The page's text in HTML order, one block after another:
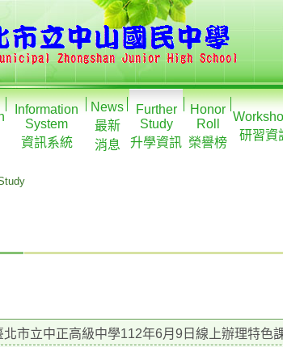
Information
System
資訊系統
News
最新
消息
Further
Study
升學資訊
Honor
Roll
榮譽榜
研習資
北市立中正高級中學112年6月9日線上辦理特色